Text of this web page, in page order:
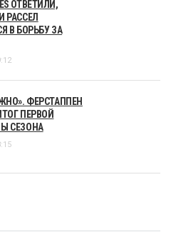
ОТВЕТИЛИ,
РАССЕЛ
В БОРЬБУ ЗА
ФЕРСТАППЕН
ПЕРВОЙ
СЕЗОНА